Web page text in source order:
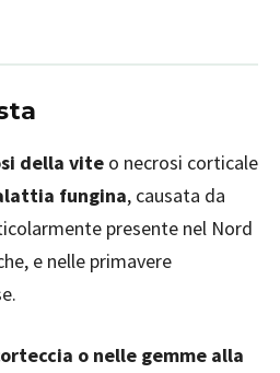
della vite o necrosi corticale
fungina, causata da
presente nel Nord
e nelle primavere
o nelle gemme alla